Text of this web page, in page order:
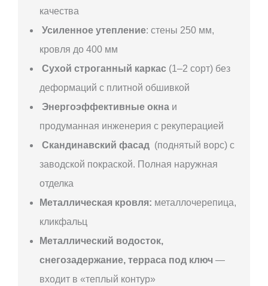
качества
Усиленное утепление: стены 250 мм,
кровля до 400 мм
Сухой строганный каркас (1–2 сорт) без
деформаций с плитной обшивкой
Энергоэффективные окна и
продуманная инженерия с рекуперацией
Скандинавский фасад (поднятый ворс) с
заводской покраской. Полная наружная
отделка
Металлическая кровля: металлочерепица,
кликфальц
Металлический водосток,
снегозадержание, терраса под ключ —
входит в «теплый контур»